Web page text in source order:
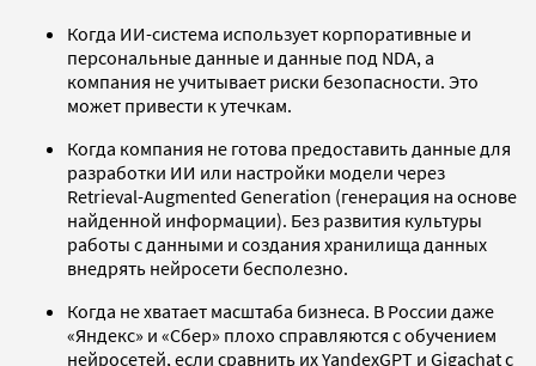
Когда ИИ-система использует корпоративные и
персональные данные и данные под NDA, а
компания не учитывает риски безопасности. Это
может привести к утечкам.
Когда компания не готова предоставить данные для
разработки ИИ или настройки модели через
Retrieval-Augmented Generation (генерация на основе
найденной информации). Без развития культуры
работы с данными и создания хранилища данных
внедрять нейросети бесполезно.
Когда не хватает масштаба бизнеса. В России даже
«Яндекс» и «Сбер» плохо справляются с обучением
нейросетей, если сравнить их YandexGPT и Gigachat с